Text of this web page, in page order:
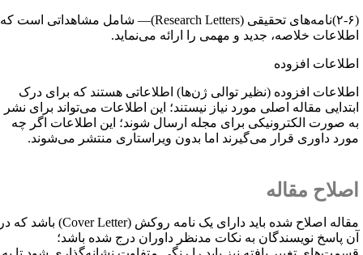
Research Letters)— شامل مشاهداتی است که
خلاصه، جدید و مهمی را ارائه می‌نماید.
افزوده
افزوده (نظیر توالی ژن‌ها) اطلاعاتی هستند که برای درک
مقاله اصلی مورد نیاز نیستند؛ این اطلاعات می‌تواند برای نشر
صورت الکترونیکی برای مجله ارسال شوند؛ این اطلاعات اگر چه
داوری قرار می‌گیرند اما بدون ویراستاری منتشر می‌شوند.
مقاله
اصلاح شده باید دارای یک نامه روکش ( Cover Letter) باشد که در
پاسخ نویسندگان به نکات مدنظر داوران درج شده باشد؛